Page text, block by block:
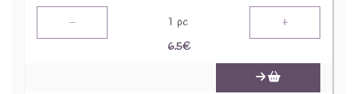
- 1 pc +
6.5€